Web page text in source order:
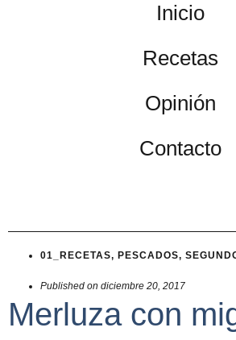
Inicio
Recetas
Opinión
Contacto
01_RECETAS, PESCADOS,
Published on diciembre 20, 2017
Merluza con